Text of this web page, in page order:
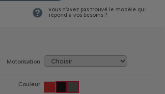
vous n'avez pas trouvé le modèle qui
répond à vos besoins ?
Motorisation
Couleur